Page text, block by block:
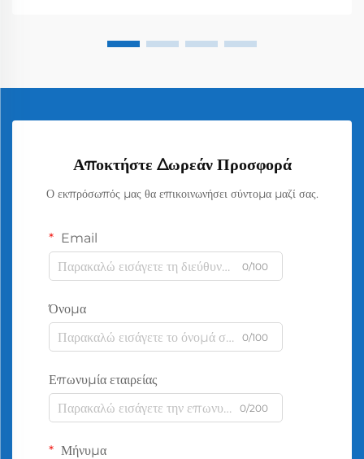
Αποκτήστε Δωρεάν Προσφορά
Ο εκπρόσωπός μας θα επικοινωνήσει σύντομα μαζί σας.
Email
0/100
Όνομα
0/100
Επωνυμία εταιρείας
0/200
Μήνυμα